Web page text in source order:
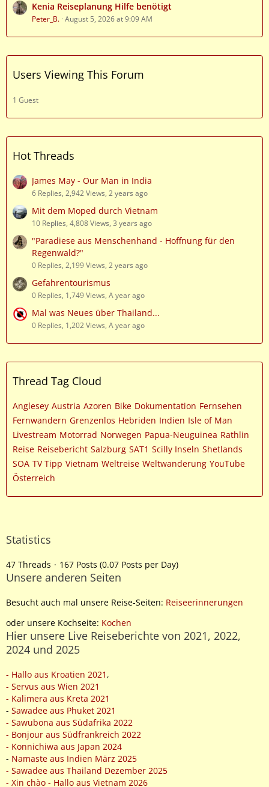
Kenia Reiseplanung Hilfe benötigt
Peter_B. August 5, 2026 at 9:09 AM
Users Viewing This Forum
1 Guest
Hot Threads
James May - Our Man in India
6 Replies, 2,942 Views, 2 years ago
Mit dem Moped durch Vietnam
10 Replies, 4,808 Views, 3 years ago
"Paradiese aus Menschenhand - Hoffnung für den
Regenwald?"
0 Replies, 2,199 Views, 2 years ago
Gefahrentourismus
0 Replies, 1,749 Views, A year ago
Mal was Neues über Thailand...
0 Replies, 1,202 Views, A year ago
Thread Tag Cloud
Anglesey Austria Azoren Bike Dokumentation Fernsehen
Fernwandern Grenzenlos Hebriden Indien Isle of Man
Livestream Motorrad Norwegen Papua-Neuguinea Rathlin
Reise Reisebericht Salzburg SAT1 Scilly Inseln Shetlands
SOA TV Tipp Vietnam Weltreise Weltwanderung YouTube
Österreich
Statistics
47 Threads 167 Posts (0.07 Posts per Day)
Unsere anderen Seiten
Besucht auch mal unsere Reise-Seiten: Reiseerinnerungen
oder unsere Kochseite: Kochen
Hier unsere Live Reiseberichte von 2021, 2022,
2024 und 2025
- Hallo aus Kroatien 2021 ,
- Servus aus Wien 2021
- Kalimera aus Kreta 2021
- Sawadee aus Phuket 2021
- Sawubona aus Südafrika 2022
- Bonjour aus Südfrankreich 2022
- Konnichiwa aus Japan 2024
- Namaste aus Indien März 2025
- Sawadee aus Thailand Dezember 2025
- Xin chào - Hallo aus Vietnam 2026